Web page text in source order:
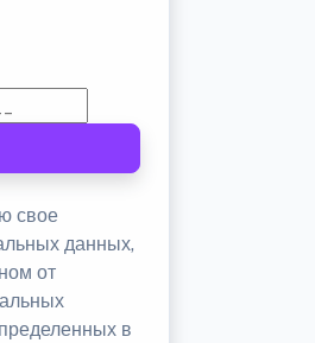
свое
данных,
от
в